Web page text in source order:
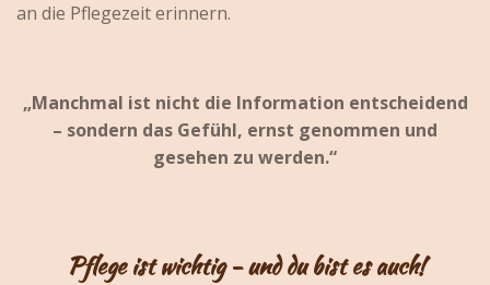
an die Pflegezeit erinnern.
„Manchmal ist nicht die Information entscheidend
– sondern das Gefühl, ernst genommen und
gesehen zu werden.“
Pflege ist wichtig - und du bist es auch!